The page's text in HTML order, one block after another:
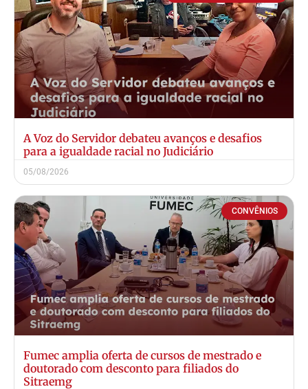
A Voz do Servidor debateu avanços e desafios
para a igualdade racial no Judiciário
05/08/2026
CONVÊNIOS
Fumec amplia oferta de cursos de mestrado e
doutorado com desconto para filiados do
Sitraemg